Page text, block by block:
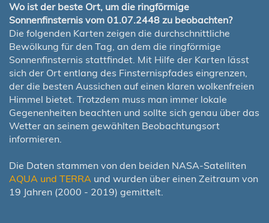
Wo ist der beste Ort, um die ringförmige
Sonnenfinsternis vom 01.07.2448 zu beobachten?
Die folgenden Karten zeigen die durchschnittliche
Bewölkung für den Tag, an dem die ringförmige
Sonnenfinsternis stattfindet. Mit Hilfe der Karten lässt
sich der Ort entlang des Finsternispfades eingrenzen,
der die besten Aussichen auf einen klaren wolkenfreien
Himmel bietet. Trotzdem muss man immer lokale
Gegenenheiten beachten und sollte sich genau über das
Wetter an seinem gewählten Beobachtungsort
informieren.
Die Daten stammen von den beiden NASA-Satelliten
AQUA und TERRA und wurden über einen Zeitraum von
19 Jahren (2000 - 2019) gemittelt.